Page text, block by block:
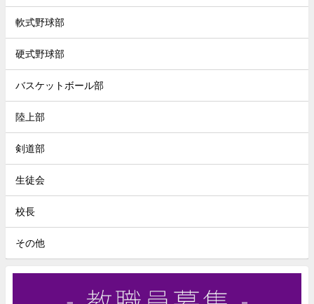
軟式野球部
硬式野球部
バスケットボール部
陸上部
剣道部
生徒会
校長
その他